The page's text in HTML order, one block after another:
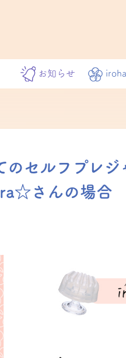
お知らせ
のセルフプレ
さんの場合